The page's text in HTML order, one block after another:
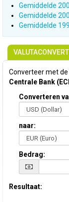
Gemiddelde
Gemiddelde
Gemiddelde
Converteer met de
Centrale Bank
Converteren
naar:
Bedrag:
Resultaat: